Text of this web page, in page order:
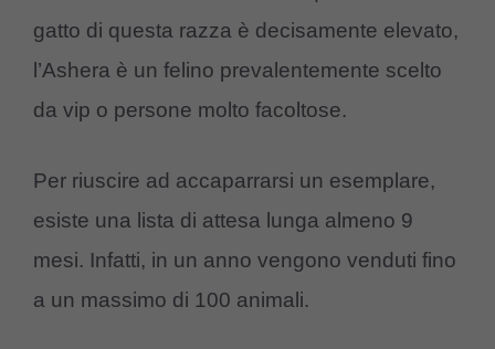
gatto di questa razza è decisamente elevato,
l’Ashera è un felino prevalentemente scelto
da vip o persone molto facoltose.
Per riuscire ad accaparrarsi un esemplare,
esiste una lista di attesa lunga almeno 9
mesi. Infatti, in un anno vengono venduti fino
a un massimo di 100 animali.